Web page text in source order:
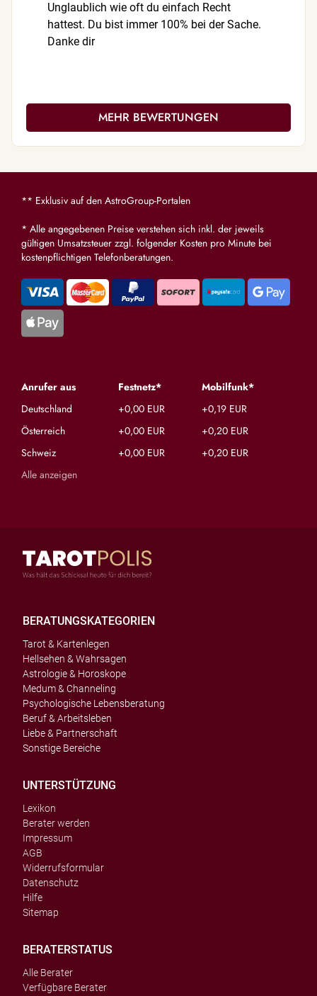
Unglaublich wie oft du einfach Recht
hattest. Du bist immer 100% bei der Sache.
Danke dir
MEHR BEWERTUNGEN
** Exklusiv auf den AstroGroup-Portalen
* Alle angegebenen Preise verstehen sich inkl. der jeweils
gültigen Umsatzsteuer zzgl. folgender Kosten pro Minute bei
kostenpflichtigen Telefonberatungen.
Anrufer aus Festnetz*
Mobilfunk*
Deutschland
+0,00 EUR
+0,19 EUR
Österreich
+0,00 EUR
+0,20 EUR
Schweiz
+0,00 EUR
+0,20 EUR
Alle anzeigen
BERATUNGSKATEGORIEN
Tarot & Kartenlegen
Hellsehen & Wahrsagen
Astrologie & Horoskope
Medum & Channeling
Psychologische Lebensberatung
Beruf & Arbeitsleben
Liebe & Partnerschaft
Sonstige Bereiche
UNTERSTÜTZUNG
Lexikon
Berater werden
Impressum
AGB
Widerrufsformular
Datenschutz
Hilfe
Sitemap
BERATERSTATUS
Alle Berater
Verfügbare Berater